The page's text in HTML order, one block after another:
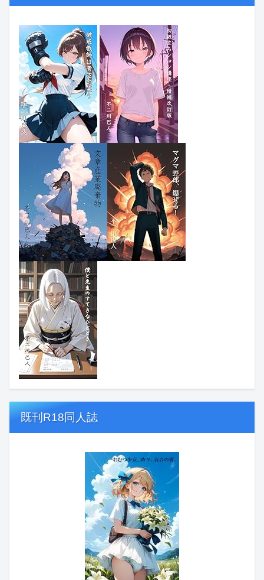
既刊R18同人誌